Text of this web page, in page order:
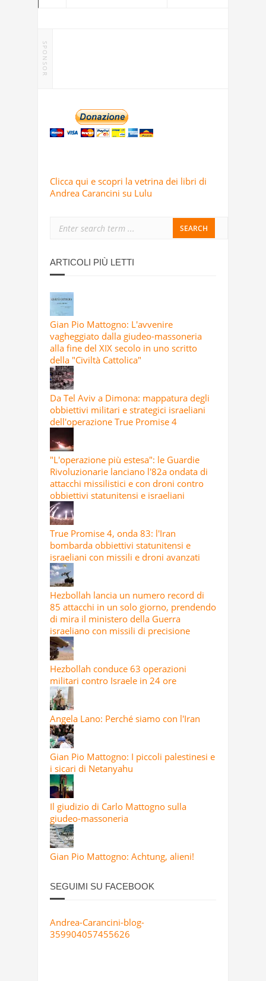
SPONSOR
Clicca qui e scopri la vetrina dei libri di
Andrea Carancini su Lulu
ARTICOLI PIÙ LETTI
Gian Pio Mattogno: L'avvenire
vagheggiato dalla giudeo-massoneria
alla fine del XIX secolo in uno scritto
della "Civiltà Cattolica"
Da Tel Aviv a Dimona: mappatura degli
obbiettivi militari e strategici israeliani
dell'operazione True Promise 4
"L'operazione più estesa": le Guardie
Rivoluzionarie lanciano l'82a ondata di
attacchi missilistici e con droni contro
obbiettivi statunitensi e israeliani
True Promise 4, onda 83: l'Iran
bombarda obbiettivi statunitensi e
israeliani con missili e droni avanzati
Hezbollah lancia un numero record di
85 attacchi in un solo giorno, prendendo
di mira il ministero della Guerra
israeliano con missili di precisione
Hezbollah conduce 63 operazioni
militari contro Israele in 24 ore
Angela Lano: Perché siamo con l'Iran
Gian Pio Mattogno: I piccoli palestinesi e
i sicari di Netanyahu
Il giudizio di Carlo Mattogno sulla
giudeo-massoneria
Gian Pio Mattogno: Achtung, alieni!
SEGUIMI SU FACEBOOK
Andrea-Carancini-blog-
359904057455626